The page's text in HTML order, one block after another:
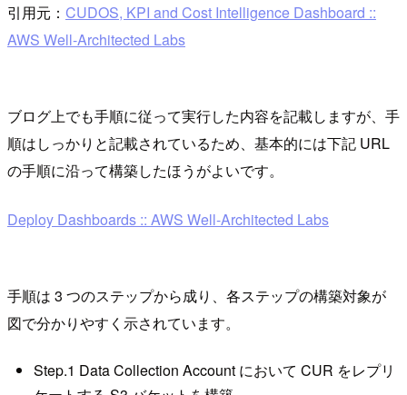
引用元： CUDOS, KPI and Cost Intelligence Dashboard ::
AWS Well-Architected Labs
ブログ上でも手順に従って実行した内容を記載しますが、手
順はしっかりと記載されているため、基本的には下記 URL
の手順に沿って構築したほうがよいです。
Deploy Dashboards :: AWS Well-Architected Labs
手順は 3 つのステップから成り、各ステップの構築対象が
図で分かりやすく示されています。
Step.1 Data Collection Account において CUR をレプリ